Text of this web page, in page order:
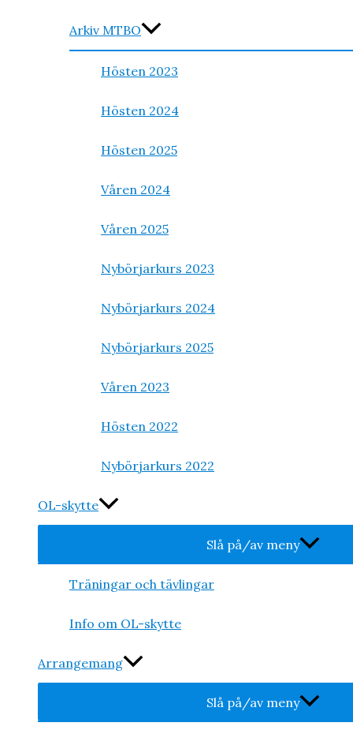
Arkiv MTBO
Hösten 2023
Hösten 2024
Hösten 2025
Våren 2024
Våren 2025
Nybörjarkurs 2023
Nybörjarkurs 2024
Nybörjarkurs 2025
Våren 2023
Hösten 2022
Nybörjarkurs 2022
OL-skytte
Slå på/av meny
Träningar och tävlingar
Info om OL-skytte
Arrangemang
Slå på/av meny